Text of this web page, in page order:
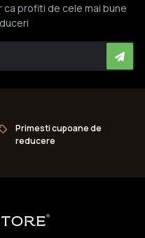
profiti de cele mai bune
Primesti cupoane de
reducere